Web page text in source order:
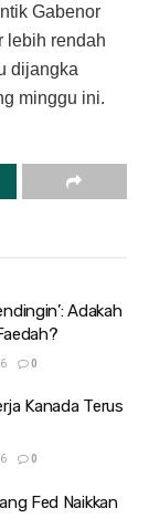
Gabenor
lebih rendah
dijangka
minggu ini.
Adakah
0
Kanada Terus
0
Fed Naikkan